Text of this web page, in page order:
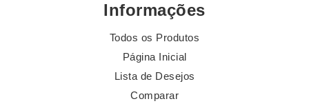
Informações
Todos os Produtos
Página Inicial
Lista de Desejos
Comparar